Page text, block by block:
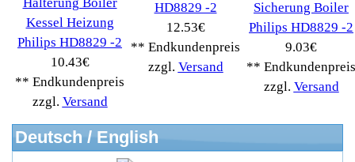
Liefer- & Versandkosten
Datenschutzerklärung
Unsere AGBs
Kontakt
Impressum
Widerrufsrecht
Anteile
Kunden Werben
Mediadaten